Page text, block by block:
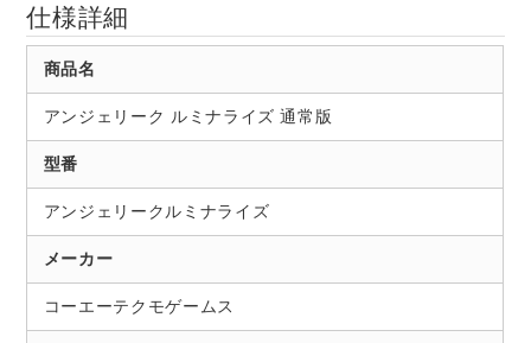
仕様詳細
商品名
アンジェリーク ルミナライズ 通常版
型番
アンジェリークルミナライズ
メーカー
コーエーテクモゲームス